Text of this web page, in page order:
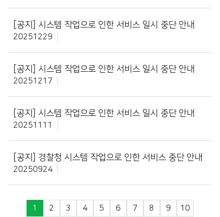
[공지] 시스템 작업으로 인한 서비스 일시 중단 안내
20251229
[공지] 시스템 작업으로 인한 서비스 일시 중단 안내
20251217
[공지] 시스템 작업으로 인한 서비스 일시 중단 안내
20251111
[공지] 경찰청 시스템 작업으로 인한 서비스 중단 안내
20250924
1 2 3 4 5 6 7 8 9 10